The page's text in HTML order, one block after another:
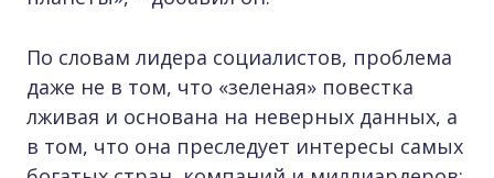
По словам лидера социалистов, проблема
даже не в том, что «зеленая» повестка
лживая и основана на неверных данных, а
в том, что она преследует интересы самых